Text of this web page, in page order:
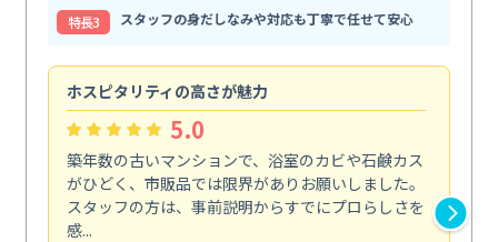
特⻑3
スタッフの身だしなみや対応も丁寧で任せて安心
ホスピタリティの高さが魅力
5.0
築年数の古いマンションで、浴室のカビや石鹸カス
がひどく、市販品では限界がありお願いしました。
スタッフの方は、事前説明からすでにプロらしさを
感...